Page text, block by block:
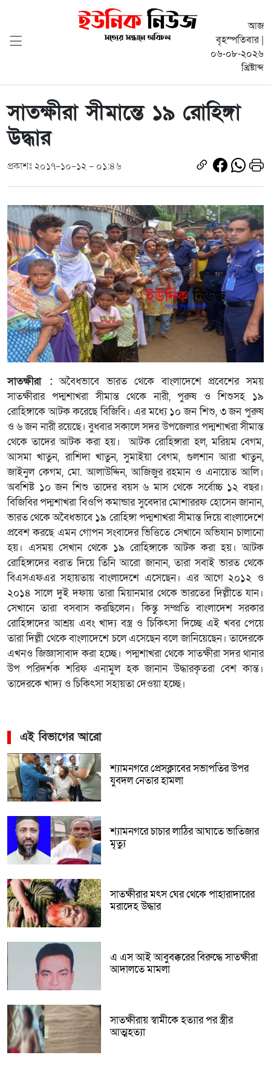
আজ
বৃহস্পতিবার |
০৬-০৮-২০২৬
খ্রিষ্টাব্দ
সাতক্ষীরা সীমান্তে ১৯ রোহিঙ্গা
উদ্ধার
প্রকাশঃ ২০১৭-১০-১২ - ০১:৪৬
সাতক্ষীরা : অবৈধভাবে ভারত থেকে বাংলাদেশে প্রবেশের সময়
সাতক্ষীরার পদ্মশাখরা সীমান্ত থেকে নারী, পুরুষ ও শিশুসহ ১৯
রোহিঙ্গাকে আটক করেছে বিজিবি। এর মধ্যে ১০ জন শিশু, ৩ জন পুরুষ
ও ৬ জন নারী রয়েছে। বুধবার সকালে সদর উপজেলার পদ্মশাখরা সীমান্ত
থেকে তাদের আটক করা হয়। আটক রোহিঙ্গারা হল, মরিয়ম বেগম,
আসমা খাতুন, রাশিদা খাতুন, সুমাইয়া বেগম, গুলশান আরা খাতুন,
জাইনুল কেগম, মো. আলাউদ্দিন, আজিজুর রহমান ও এনায়েত আলি।
অবশিষ্ট ১০ জন শিশু তাদের বয়স ৬ মাস থেকে সর্বোচ্চ ১২ বছর।
বিজিবির পদ্মশাখরা বিওপি কমান্ডার সুবেদার মোশাররফ হোসেন জানান,
ভারত থেকে অবৈধভাবে ১৯ রোহিঙ্গা পদ্মশাখরা সীমান্ত দিয়ে বাংলাদেশে
প্রবেশ করছে এমন গোপন সংবাদের ভিত্তিতে সেখানে অভিযান চালানো
হয়। এসময় সেখান থেকে ১৯ রোহিঙ্গাকে আটক করা হয়। আটক
রোহিঙ্গাদের বরাত দিয়ে তিনি আরো জানান, তারা সবাই ভারত থেকে
বিএসএফএর সহায়তায় বাংলাদেশে এসেছেন। এর আগে ২০১২ ও
২০১৪ সালে দুই দফায় তারা মিয়ানমার থেকে ভারতের দিল্লীতে যান।
সেখানে তারা বসবাস করছিলেন। কিন্তু সম্প্রতি বাংলাদেশ সরকার
রোহিঙ্গাদের আশ্রয় এবং খাদ্য বস্ত্র ও চিকিৎসা দিচ্ছে এই খবর পেয়ে
তারা দিল্লী থেকে বাংলাদেশে চলে এসেছেন বলে জানিয়েছেন। তাদেরকে
এখনও জিজ্ঞাসাবাদ করা হচ্ছে। পদ্মশাখরা থেকে সাতক্ষীরা সদর থানার
উপ পরিদর্শক শরিফ এনামুল হক জানান উদ্ধারকৃতরা বেশ কান্ত।
তাদেরকে খাদ্য ও চিকিৎসা সহায়তা দেওয়া হচ্ছে।
এই বিভাগের আরো
শ্যামনগরে প্রেসক্লাবের সভাপতির উপর
যুবদল নেতার হামলা
শ্যামনগরে চাচার লাঠির আঘাতে ভাতিজার
মৃত্যু
সাতক্ষীরার মৎস ঘের থেকে পাহারাদারের
মরাদেহ উদ্ধার
এ এস আই আবুবক্করের বিরুদ্ধে সাতক্ষীরা
আদালতে মামলা
সাতক্ষীরায় স্বামীকে হত্যার পর স্ত্রীর
আত্মহত্যা